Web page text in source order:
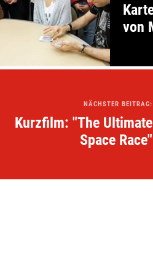
von
NÄCHSTER BEITRAG:
Kurzfilm: "The Ultimate
Space Race"